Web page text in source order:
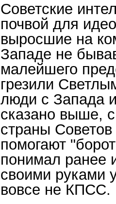
Советские
почвой для
выросшие на
Западе не
малейшего
грезили
люди с Запада
сказано выше,
страны
помогают
понимал ранее
своими руками
вовсе не КПСС.